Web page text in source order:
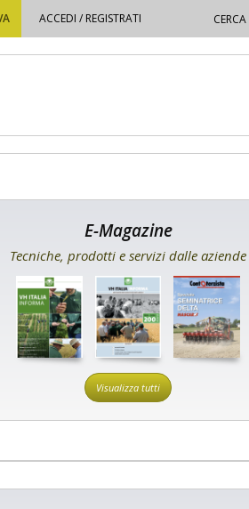
ACCEDI / REGISTRATI
E-Magazine
Tecniche, prodotti e servizi dalle aziende
Visualizza tutti